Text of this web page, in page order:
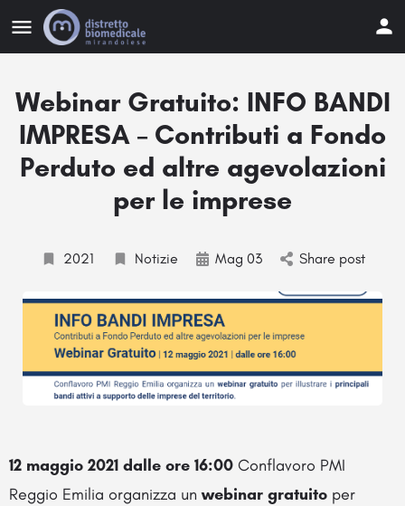
Webinar Gratuito: INFO BANDI
IMPRESA – Contributi a Fondo
Perduto ed altre agevolazioni
per le imprese
2021 Notizie Mag 03 Share post
12 maggio 2021 dalle ore 16:00 Conflavoro PMI
Reggio Emilia organizza unwebinar gratuito per